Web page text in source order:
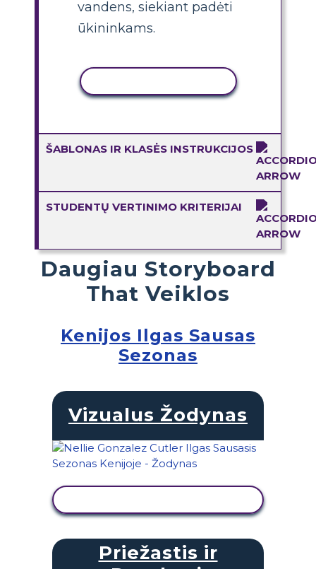
vandens, siekiant padėti
ūkininkams.
ŠABLONAS IR KLASĖS INSTRUKCIJOS
STUDENTŲ VERTINIMO KRITERIJAI
Daugiau Storyboard
That Veiklos
Kenijos Ilgas Sausas
Sezonas
Vizualus Žodynas
Priežastis ir